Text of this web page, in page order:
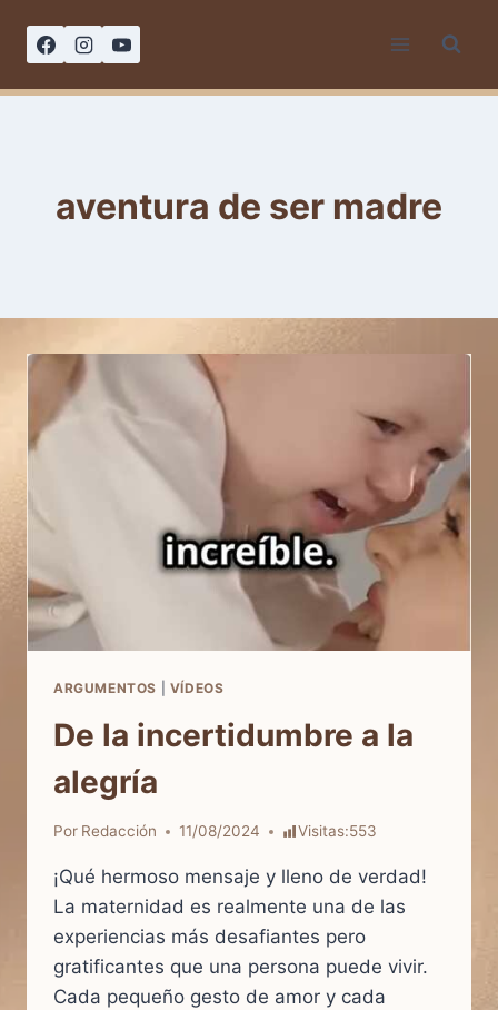
aventura de ser madre
ARGUMENTOS VÍDEOS
De la incertidumbre a la
alegría
Por Redacción 11/08/2024 Visitas:553
¡Qué hermoso mensaje y lleno de verdad!
La maternidad es realmente una de las
experiencias más desafiantes pero
gratificantes que una persona puede vivir.
Cada pequeño gesto de amor y cada